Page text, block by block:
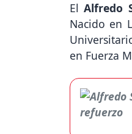
ElAlfredo
Nacido en
en Fuerza